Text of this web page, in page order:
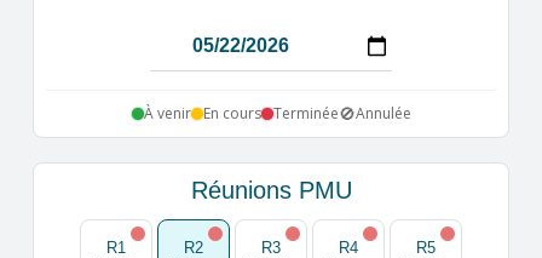
À venir En cours Terminée🚫Annulée
Réunions PMU
R1 R2 R3 R4 R5